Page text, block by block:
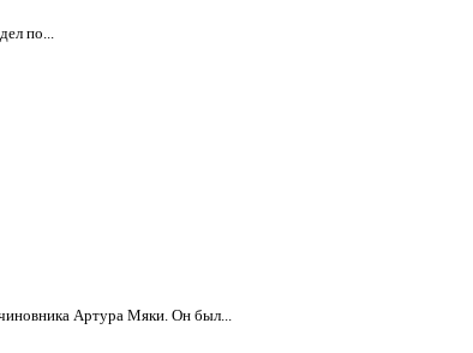
по...
Артура Мяки. Он был...